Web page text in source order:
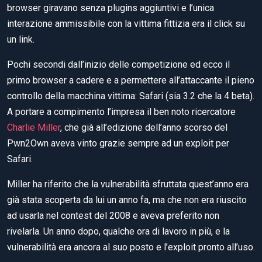
browser giravano senza plugins aggiuntivi e l’unica
interazione ammissibile con la vittima fittizia era il click su
un link.
Pochi secondi dall’inizio delle competizione ed ecco il
primo browser a cadere e a permettere all’attaccante il pieno
controllo della macchina vittima: Safari (sia 3.2 che la 4 beta).
A portare a compimento l’impresa il ben noto ricercatore
Charlie Miller, che già all’edizione dell’anno scorso del
Pwn2Own aveva vinto grazie sempre ad un exploit per
Safari.
Miller ha riferito che la vulnerabilità sfruttata quest’anno era
già stata scoperta da lui un anno fa, ma che non era riuscito
ad usarla nel contest del 2008 e aveva preferito non
rivelarla. Un anno dopo, qualche ora di lavoro in più, e la
vulnerabilità era ancora al suo posto e l’exploit pronto all’uso.